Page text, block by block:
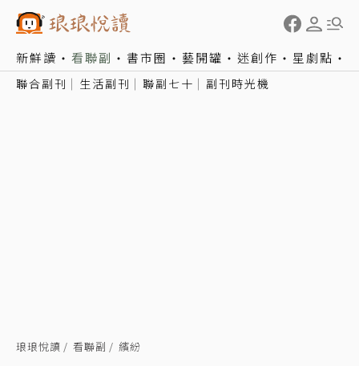
新鮮讀 看聯副 書市圈 藝開罐 迷創作 星劇點
聯合副刊 生活副刊 聯副七十 副刊時光機
琅琅悅讀 看聯副 繽紛